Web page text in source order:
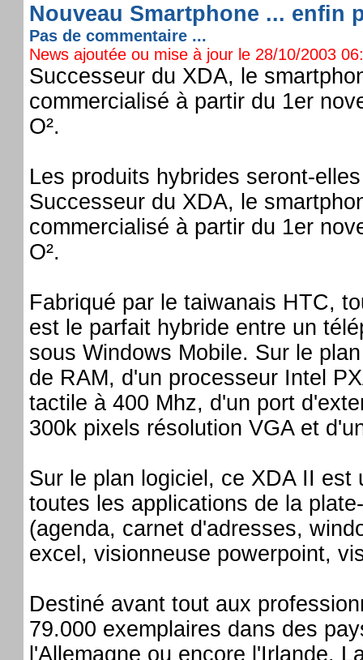
Nouveau Smartphone ... enfin
Pas de commentaire ...
News ajoutée ou mise à jour le 28/10/2003
Successeur du XDA, le
commercialisé à partir du 1er
O².
Les produits hybrides seront-
Successeur du XDA, le
commercialisé à partir du 1er
O².
Fabriqué par le taiwanais HTC,
est le parfait hybride entre un
sous Windows Mobile. Sur le
de RAM, d'un processeur Intel
tactile à 400 Mhz, d'un port
300k pixels résolution VGA et
Sur le plan logiciel, ce XDA II
toutes les applications de la
(agenda, carnet d'adresses,
excel, visionneuse powerpoint,
Destiné avant tout aux
79.000 exemplaires dans des
l'Allemagne ou encore l'Irlande.